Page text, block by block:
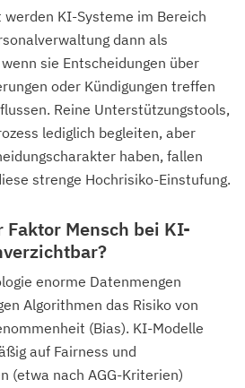
werden KI-Systeme im Bereich
dann als
sie Entscheidungen über
oder Kündigungen treffen
Reine Unterstützungstools,
lediglich begleiten, aber
haben, fallen
strenge Hochrisiko-Einstufung.
Mensch bei KI-
enorme Datenmengen
Algorithmen das Risiko von
(Bias). KI-Modelle
auf Fairness und
(etwa nach AGG-Kriterien)